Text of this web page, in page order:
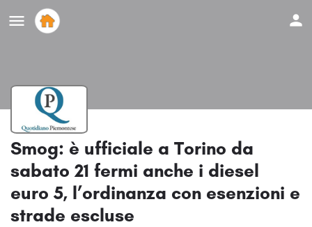
Smog: è ufficiale a Torino da
sabato 21 fermi anche i diesel
euro 5, l’ordinanza con esenzioni e
strade escluse